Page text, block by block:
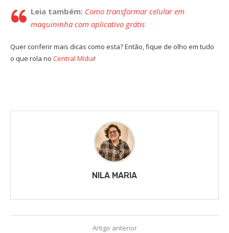
Leia também: Como transformar celular em
maquininha com aplicativo grátis
Quer conferir mais dicas como esta? Então, fique de olho em tudo
o que rola no Central Mídia!
NILA MARIA
Artigo anterior